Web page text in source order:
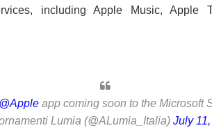
including Apple Music, Apple
@Appleapp coming soon to the Microsoft
Lumia (@ALumia_Italia) July